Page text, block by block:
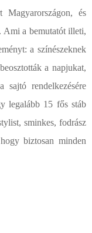
és
Ami a bemutatót illeti,
a színészeknek
a napjukat,
sajtó rendelkezésére
legalább 15 fős stáb
sminkes, fodrász
biztosan minden